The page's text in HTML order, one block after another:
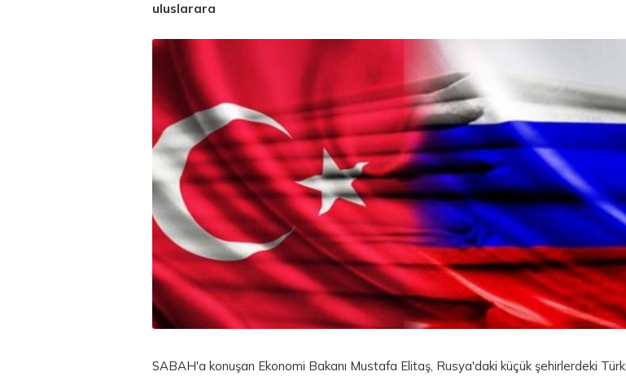
uluslarara
SABAH'a konuşan Ekonomi Bakanı Mustafa Elitaş, Rusya'daki küçük şehirlerdeki Türk